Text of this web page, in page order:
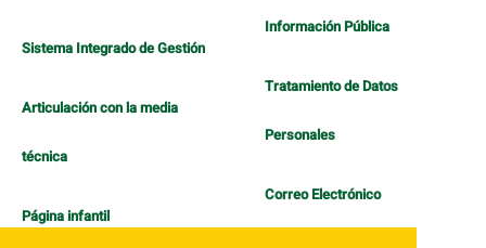
Sistema Integrado de Gestión
Articulación con la media
técnica
Página infantil
Información Pública
Tratamiento de Datos
Personales
Correo Electrónico